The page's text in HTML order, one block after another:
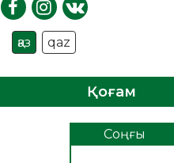
қаз qaz
Қоғам
Соңғы